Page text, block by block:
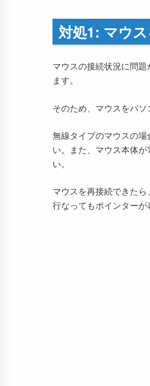
対処1: マウ
マウスの接続状況に問
ます。
そのため、マウスをパソ
無線タイプのマウスの
い。また、マウス本体
い。
マウスを再接続できた
行なってもポインターが